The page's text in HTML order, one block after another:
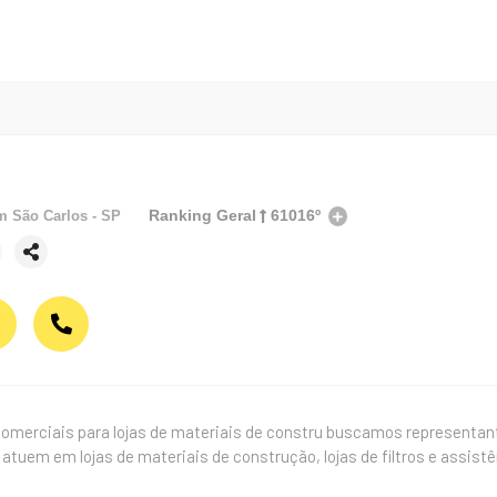
São Carlos - SP Ranking Geral 61016º
para lojas de materiais de constru buscamos
em lojas de materiais de construção, lojas de filtros e